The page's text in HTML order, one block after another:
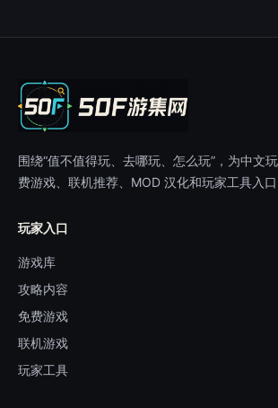
围绕“值不值得玩、去哪玩、怎么玩”，为中文
费游戏、联机推荐、MOD 汉化和玩家工具入口
玩家入口
游戏库
攻略内容
免费游戏
联机游戏
玩家工具